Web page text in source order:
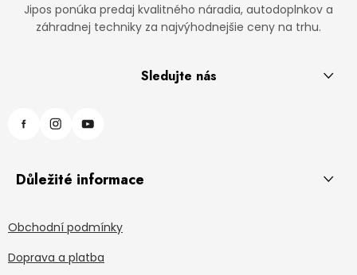
Jipos ponúka predaj kvalitného náradia, autodoplnkov a
záhradnej techniky za najvýhodnejšie ceny na trhu.
Sledujte nás
Důležité informace
Obchodní podmínky
Doprava a platba